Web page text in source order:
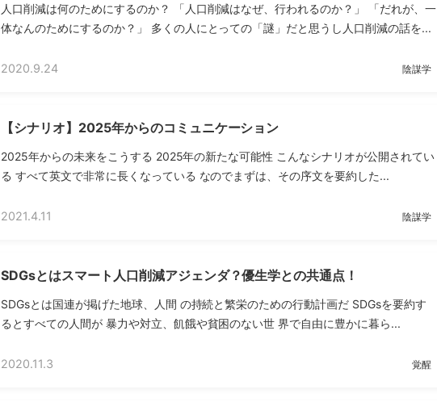
人口削減は何のためにするのか？ 「人口削減はなぜ、行われるのか？」 「だれが、一
体なんのためにするのか？」 多くの人にとっての「謎」だと思うし人口削減の話を...
2020.9.24 陰謀学
【シナリオ】2025年からのコミュニケーション
2025年からの未来をこうする 2025年の新たな可能性 こんなシナリオが公開されてい
る すべて英文で非常に長くなっている なのでまずは、その序文を要約した...
2021.4.11 陰謀学
SDGsとはスマート人口削減アジェンダ？優生学との共通点！
SDGsとは国連が掲げた地球、人間 の持続と繁栄のための行動計画だ SDGsを要約す
るとすべての人間が 暴力や対立、飢餓や貧困のない世 界で自由に豊かに暮ら...
2020.11.3 覚醒